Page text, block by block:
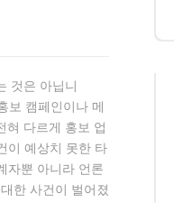
것은 아닙니
보 캠페인이나 메
혀 다르게 홍보 업
이 예상치 못한 타
자뿐 아니라 언론
한 사건이 벌어졌